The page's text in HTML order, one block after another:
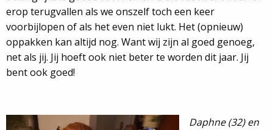
erop terugvallen als we onszelf toch een keer
voorbijlopen of als het even niet lukt. Het (opnieuw)
oppakken kan altijd nog. Want wij zijn al goed genoeg,
net als jij. Jij hoeft ook niet beter te worden dit jaar. Jij
bent ook goed!
Daphne (32) en